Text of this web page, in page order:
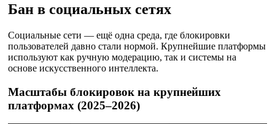
Бан в социальных сетях
Социальные сети — ещё одна среда, где блокировки
пользователей давно стали нормой. Крупнейшие платформы
используют как ручную модерацию, так и системы на
основе искусственного интеллекта.
Масштабы блокировок на крупнейших
платформах (2025–2026)